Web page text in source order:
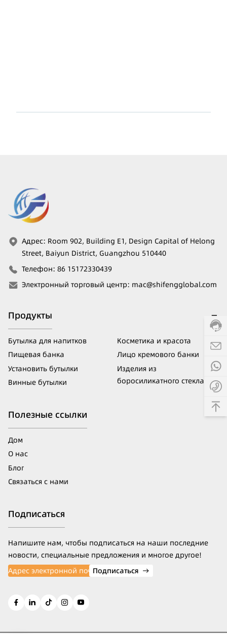
Адрес: Room 902, Building E1, Design Capital of Helong
Street, Baiyun District, Guangzhou 510440
Телефон: 86 15172330439
Электронный торговый центр: mac@shifengglobal.com
Продукты
Бутылка для напитков
Пищевая банка
Установить бутылки
Винные бутылки
Косметика и красота
Лицо кремового банки
Изделия из
боросиликатного стекла
Полезные ссылки
Дом
О нас
Блог
Связаться с нами
Подписаться
Напишите нам, чтобы подписаться на наши последние
новости, специальные предложения и многое другое!
Подписаться →